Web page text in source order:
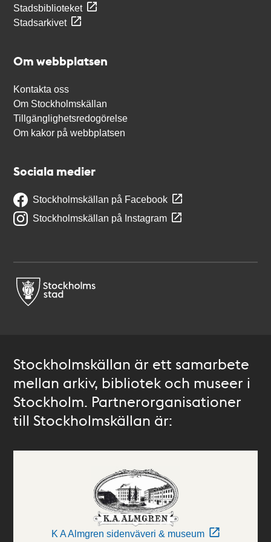
Stadsbiblioteket
Stadsarkivet
Om webbplatsen
Kontakta oss
Om Stockholmskällan
Tillgänglighetsredogörelse
Om kakor på webbplatsen
Sociala medier
Stockholmskällan på Facebook
Stockholmskällan på Instagram
Stockholmskällan är ett samarbete
mellan arkiv, bibliotek och museer i
Stockholm. Partnerorganisationer
till Stockholmskällan är:
K A Almgren sidenväveri & museum